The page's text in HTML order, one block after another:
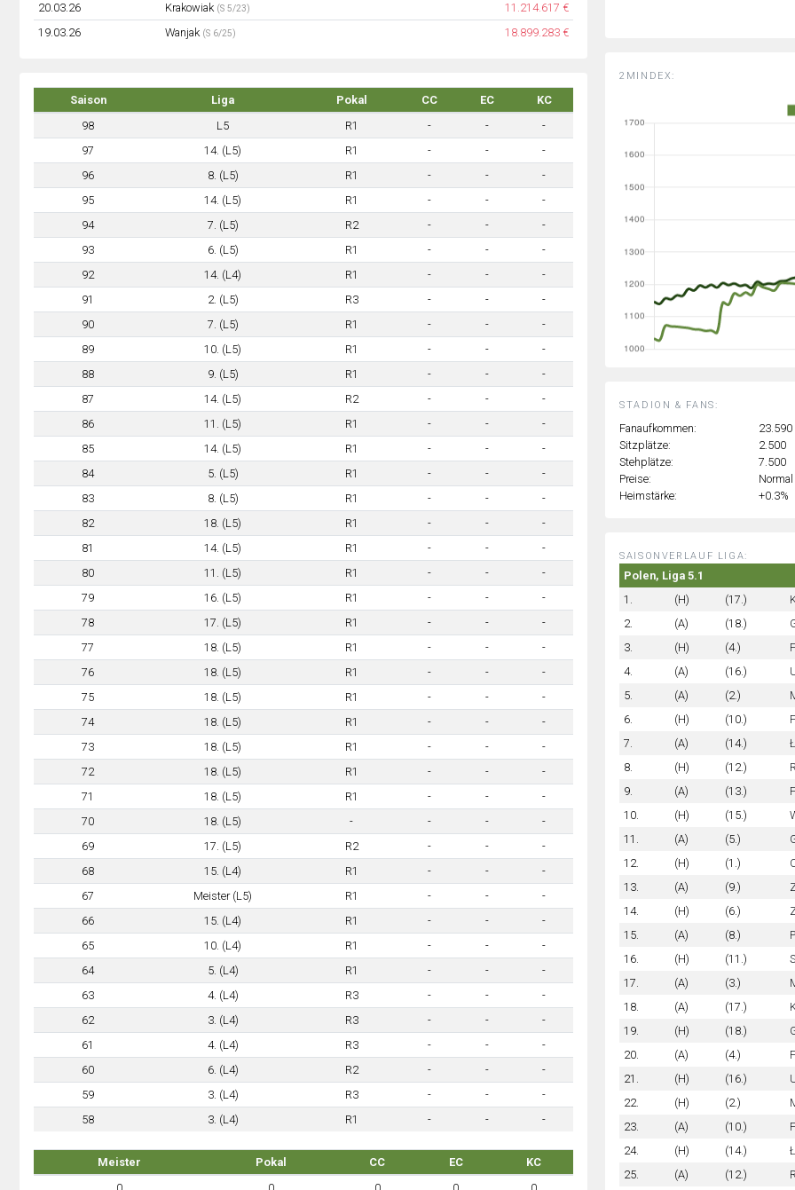
20.03.26
Krakowiak (S 5/23)
11.214.617 €
19.03.26
Wanjak (S 6/25) 18.899.283 €
Saison Liga Pokal CC EC
KC
98
L5 R1 - -
-
97
14. (L5) R1 - -
-
96
8. (L5) R1 - -
-
95
14. (L5) R1 - -
-
94
7. (L5) R2 - -
-
93
6. (L5) R1 - -
-
92
14. (L4) R1 - -
-
91
2. (L5) R3 - -
-
90
7. (L5) R1 - -
-
89
10. (L5) R1 - -
-
88
9. (L5) R1 - -
-
87
14. (L5) R2 - -
-
86
11. (L5) R1 - -
-
85
14. (L5) R1 - -
-
84
5. (L5) R1 - -
-
83
8. (L5) R1 - -
-
82
18. (L5) R1 - -
-
81
14. (L5) R1 - -
-
80
11. (L5) R1 - -
-
79
16. (L5) R1 - -
-
78
17. (L5) R1 - -
-
77
18. (L5) R1 - -
-
76
18. (L5) R1 - -
-
75
18. (L5) R1 - -
-
74
18. (L5) R1 - -
-
73
18. (L5) R1 - -
-
72
18. (L5) R1 - -
-
71
18. (L5) R1 - -
-
70
18. (L5) - - -
-
69
17. (L5) R2 - -
-
68
15. (L4) R1 - -
-
67
Meister (L5) R1 - -
-
66
15. (L4) R1 - -
-
65
10. (L4) R1 - -
-
64
5. (L4) R1 - -
-
63
4. (L4) R3 - -
-
62
3. (L4) R3 - -
-
61
4. (L4) R3 - -
-
60
6. (L4) R2 - -
-
59
3. (L4) R3 - -
-
58
3. (L4) R1 - - -
Meister Pokal CC EC
KC
2MINDEX:
STADION & FANS:
Fanaufkommen:
23.590
Sitzplätze:
2.500
Stehplätze:
7.500
Preise:
Normal
Heimstärke:
+0.3%
SAISONVERLAUF LIGA:
Polen, Liga 5.1
1.
(H) (17.)
2.
(A) (18.)
3.
(H) (4.)
4.
(A) (16.)
5.
(A) (2.)
6.
(H) (10.)
7.
(A) (14.)
8.
(H) (12.)
9.
(A) (13.)
10.
(H) (15.)
11.
(A) (5.)
12.
(H) (1.)
13.
(A) (9.)
14.
(H) (6.)
15.
(A) (8.)
16.
(H) (11.)
17.
(A) (3.)
18.
(A) (17.)
19.
(H) (18.)
20.
(A) (4.)
21.
(H) (16.)
22.
(H) (2.)
23.
(A) (10.)
24.
(H) (14.)
25.
(A) (12.)